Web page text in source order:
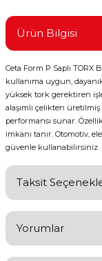
Aletleri
Ürün Bilgisi
Ceta Form P Saplı TORX
kullanıma uygun,
yüksek tork gerektiren
alaşımlı çelikten
performansı sunar.
imkanı tanır. Otomotiv,
güvenle kullanabilirsiniz.
Taksit
Yorumlar